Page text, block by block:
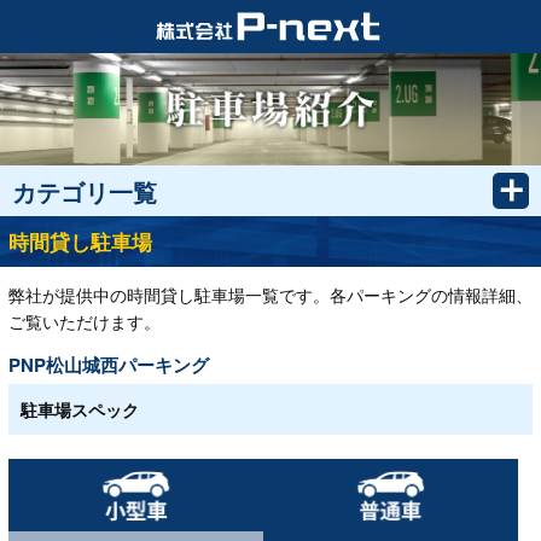
カテゴリ一覧
時間貸し駐車場
弊社が提供中の時間貸し駐車場一覧です。各パーキングの情報詳細、
ご覧いただけます。
PNP松山城西パーキング
駐車場スペック